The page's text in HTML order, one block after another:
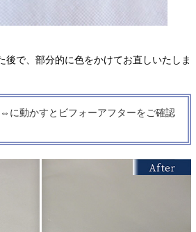
後で、部分的に色をかけてお直しいたしま
に動かすとビフォーアフターをご確認